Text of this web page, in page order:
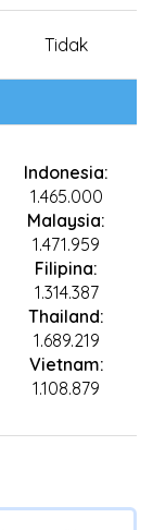
Tidak
Indonesia:
1.465.000
Malaysia:
1.471.959
Filipina:
1.314.387
Thailand:
1.689.219
Vietnam:
1.108.879